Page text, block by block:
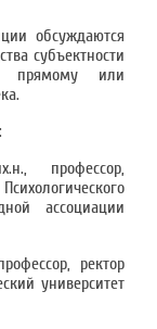
обсуждаются
субъектности
прямому или
:
профессор,
ассоциации
ректор
университет